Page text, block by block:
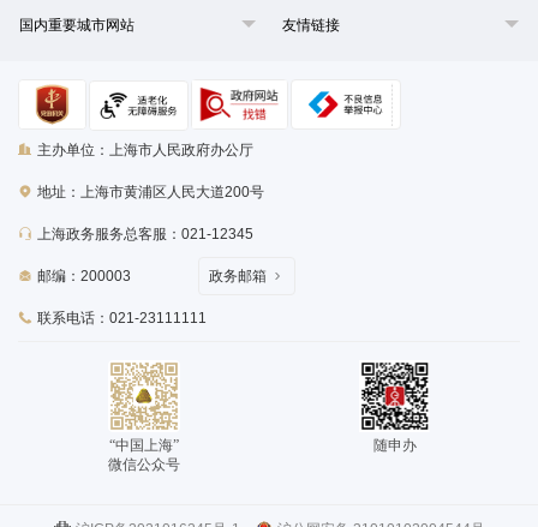
国内重要城市网站 友情链接
主办单位：上海市人民政府办公厅
地址：上海市黄浦区人民大道200号
上海政务服务总客服：021-12345
邮编：200003
联系电话：021-23111111
政务邮箱
“中国上海”
微信公众号
随申办